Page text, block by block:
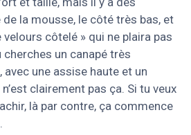
la mousse, le côté très bas, et
côtelé » qui ne plaira pas
un canapé très
une assise haute et un
clairement pas ça. Si tu veux
là par contre, ça commence